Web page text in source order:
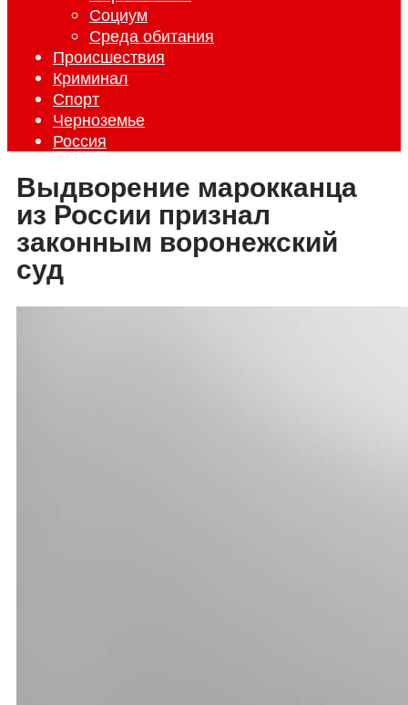
Социум
Среда обитания
Происшествия
Криминал
Спорт
Черноземье
Россия
Выдворение марокканца
из России признал
законным воронежский
суд